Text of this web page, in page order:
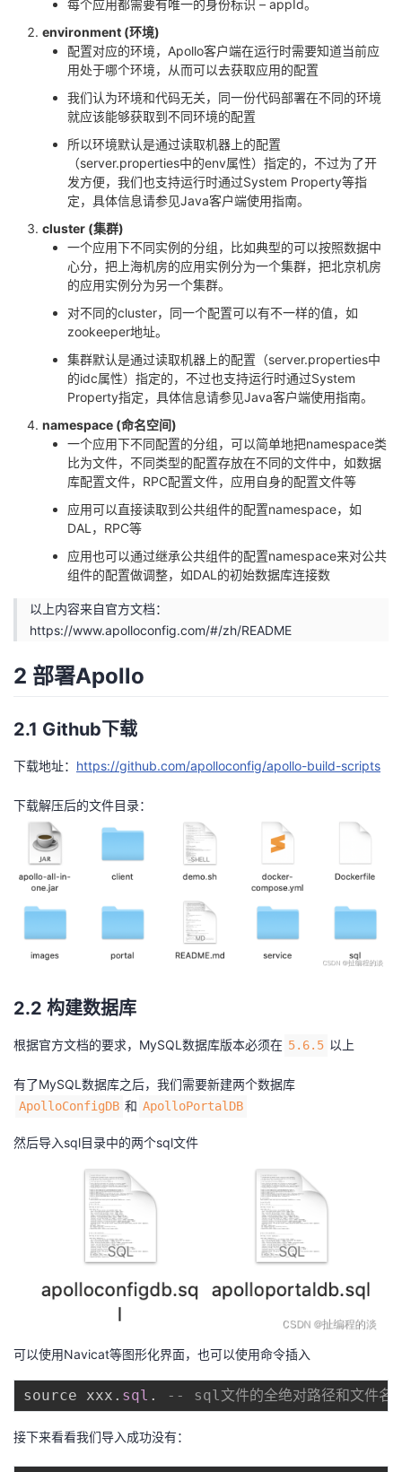
每个应用都需要有唯一的身份标识 – appId。
environment (环境)
配置对应的环境，Apollo客户端在运行时需要知道当前应
用处于哪个环境，从而可以去获取应用的配置
我们认为环境和代码无关，同一份代码部署在不同的环境
就应该能够获取到不同环境的配置
所以环境默认是通过读取机器上的配置
（server.properties中的env属性）指定的，不过为了开
发方便，我们也支持运行时通过System Property等指
定，具体信息请参见Java客户端使用指南。
cluster (集群)
一个应用下不同实例的分组，比如典型的可以按照数据中
心分，把上海机房的应用实例分为一个集群，把北京机房
的应用实例分为另一个集群。
对不同的cluster，同一个配置可以有不一样的值，如
zookeeper地址。
集群默认是通过读取机器上的配置（server.properties中
的idc属性）指定的，不过也支持运行时通过System
Property指定，具体信息请参见Java客户端使用指南。
namespace (命名空间)
一个应用下不同配置的分组，可以简单地把namespace类
比为文件，不同类型的配置存放在不同的文件中，如数据
库配置文件，RPC配置文件，应用自身的配置文件等
应用可以直接读取到公共组件的配置namespace，如
DAL，RPC等
应用也可以通过继承公共组件的配置namespace来对公共
组件的配置做调整，如DAL的初始数据库连接数
以上内容来自官方文档：
https://www.apolloconfig.com/#/zh/README
2 部署Apollo
2.1 Github下载
下载地址： https://github.com/apolloconfig/apollo-build-scripts
下载解压后的文件目录：
2.2 构建数据库
根据官方文档的要求，MySQL数据库版本必须在 5.6.5 以上
有了MySQL数据库之后，我们需要新建两个数据库
ApolloConfigDB 和 ApolloPortalDB
然后导入sql目录中的两个sql文件
可以使用Navicat等图形化界面，也可以使用命令插入
source xxx . sql . -- sql文件的全绝对路径和文件名
接下来看看我们导入成功没有：